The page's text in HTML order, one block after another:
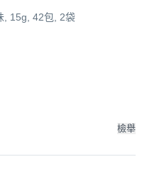
, 15g, 42包, 2袋
檢舉